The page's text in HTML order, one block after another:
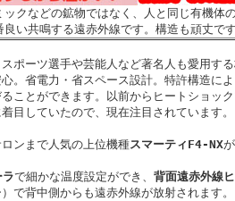
クなどの鉱物ではなく、人と同じ有機体
い共鳴する遠赤外線です。構造も頑丈です
ポーツ選手や芸能人など著名人も愛用す
。省電力・省スペース設計。特許構造に
ことができます。以前からヒートショッ
目していたので、現在注目されています。
ンまで人気の上位機種スマーティF4-NX
で細かな温度設定ができ、 背面遠赤外線
で背中側からも遠赤外線が放射されます